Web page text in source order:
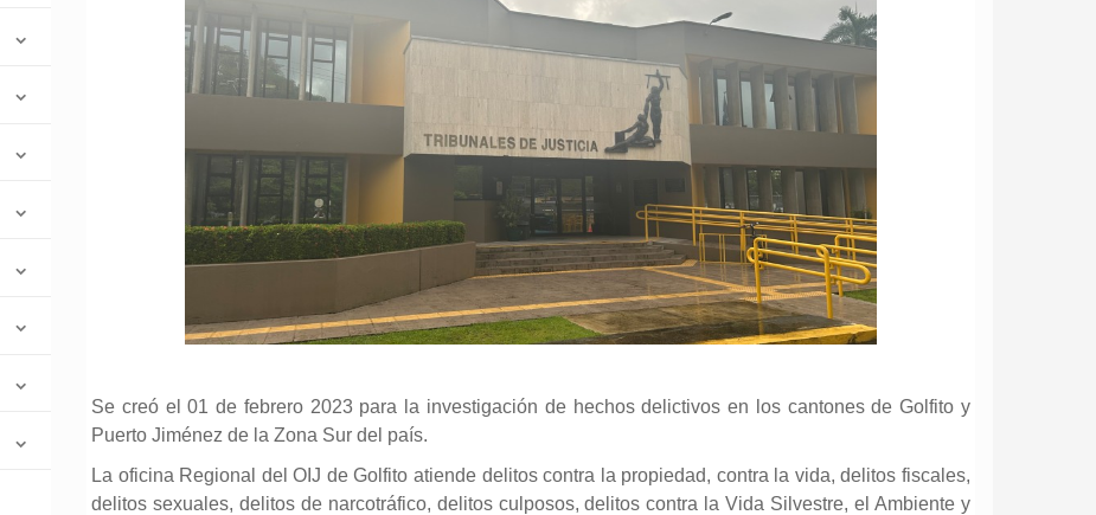
Se creó el 01 de febrero 2023 para la investigación de hechos delictivos en los cantones de Golfito y
Puerto Jiménez de la Zona Sur del país.
La oficina Regional del OIJ de Golfito atiende delitos contra la propiedad, contra la vida, delitos fiscales,
delitos sexuales, delitos de narcotráfico, delitos culposos, delitos contra la Vida Silvestre, el Ambiente y